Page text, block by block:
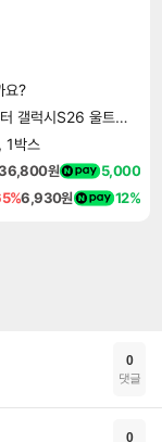
요?
시S26 울트라, 2매입
1박스
원 5,000
6,930원 12%
0
댓글
0